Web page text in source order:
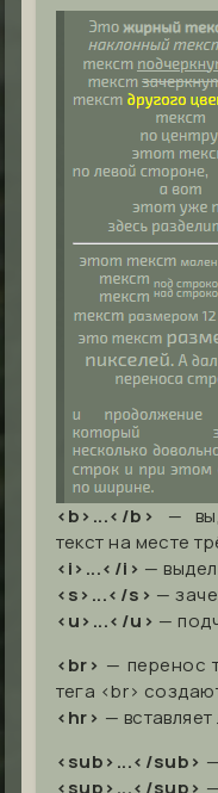
<b>...</b> —
текст на месте
<i>...</i> —
<s>...</s> —
<u>...</u> —
<br> — перенос
тега <br>
<hr> —
<sub>...</sub>
<sup>...</sup>